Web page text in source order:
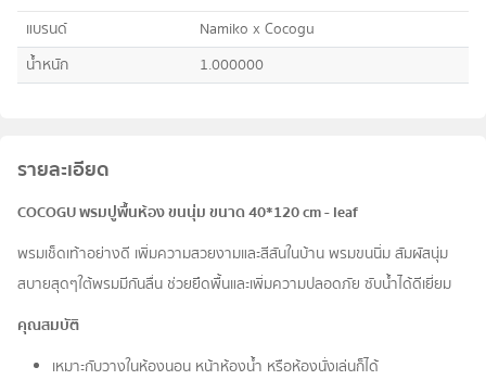
แบรนด์
Namiko x Cocogu
น้ำหนัก
1.000000
รายละเอียด
COCOGU พรมปูพื้นห้อง ขนนุ่ม ขนาด 40*120 cm - leaf
พรมเช็ดเท้าอย่างดี เพิ่มความสวยงามและสีสันในบ้าน พรมขนนิ่ม สัมผัสนุ่ม
สบายสุดๆใต้พรมมีกันลื่น ช่วยยึดพื้นและเพิ่มความปลอดภัย ซับน้ำได้ดีเยี่ยม
คุณสมบัติ
เหมาะกับวางในห้องนอน หน้าห้องน้ำ หรือห้องนั่งเล่นก็ได้